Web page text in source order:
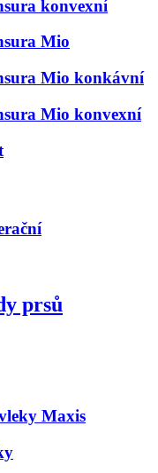
konvexní
Mio
Mio konkávní
Mio konvexní
prsů
Maxis